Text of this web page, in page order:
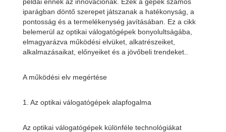
iparágban döntő szerepet játszanak a hatékonyság, a
pontosság és a termelékenység javításában. Ez a cikk
belemerül az optikai válogatógépek bonyolultságába,
elmagyarázva működési elvüket, alkatrészeiket,
alkalmazásaikat, előnyeiket és a jövőbeli trendeket..
A működési elv megértése
1. Az optikai válogatógépek alapfogalma
Az optikai válogatógépek különféle technológiákat